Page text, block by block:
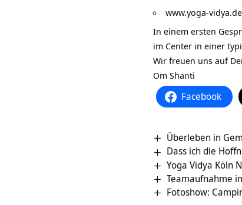
www.yoga-
In einem ersten
im Center in einer
Wir freuen uns auf
Om Shanti
Facebook
Überleben in
Dass ich die
Yoga Vidya Köln
Teamaufnahme
Fotoshow: